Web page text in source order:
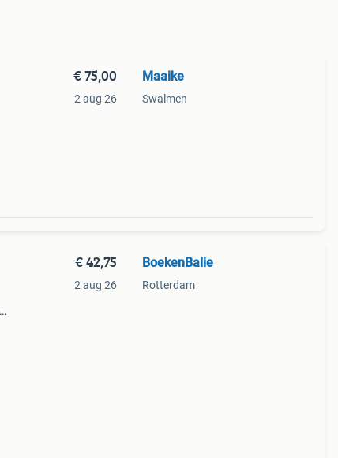
€ 75,00
2 aug 26
Maaike
Swalmen
€ 42,75
2 aug 26
BoekenBalie
Rotterdam